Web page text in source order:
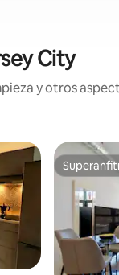
City
y otros